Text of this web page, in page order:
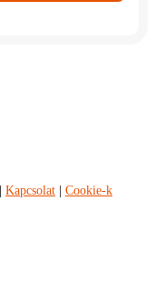
Kapcsolat
Cookie-k